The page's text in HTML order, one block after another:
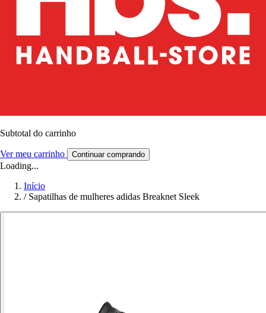
Subtotal do carrinho
Ver meu carrinho Continuar comprando
Loading...
Início
/ Sapatilhas de mulheres adidas Breaknet Sleek